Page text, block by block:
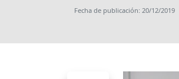
Fecha de publicación: 20/12/2019